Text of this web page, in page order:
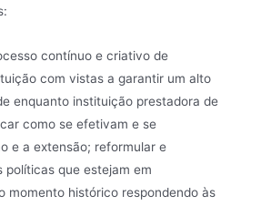
contínuo e criativo de
com vistas a garantir um alto
enquanto instituição prestadora de
como se efetivam e se
e a extensão; reformular e
políticas que estejam em
momento histórico respondendo às